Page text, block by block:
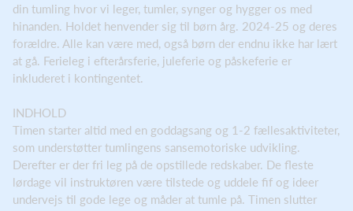
din tumling hvor vi leger, tumler, synger og hygger os med
hinanden. Holdet henvender sig til børn årg. 2024-25 og deres
forældre. Alle kan være med, også børn der endnu ikke har lært
at gå. Ferieleg i efterårsferie, juleferie og påskeferie er
inkluderet i kontingentet.
INDHOLD
Timen starter altid med en goddagsang og 1-2 fællesaktiviteter,
som understøtter tumlingens sansemotoriske udvikling.
Derefter er der fri leg på de opstillede redskaber. De fleste
lørdage vil instruktøren være tilstede og uddele fif og ideer
undervejs til gode lege og måder at tumle på. Timen slutter